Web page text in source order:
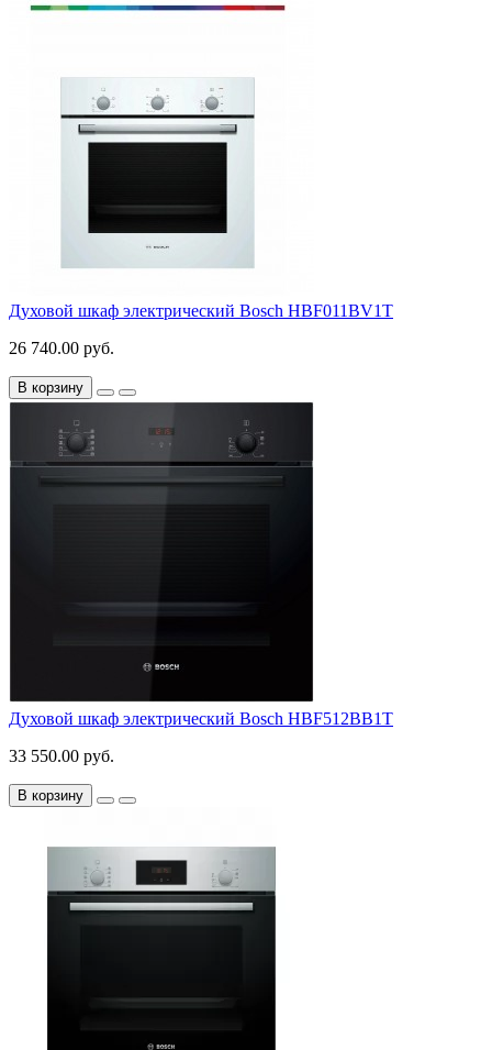
Духовой шкаф электрический Bosch HBF011BV1T
26 740.00 руб.
В корзину
Духовой шкаф электрический Bosch HBF512BB1T
33 550.00 руб.
В корзину